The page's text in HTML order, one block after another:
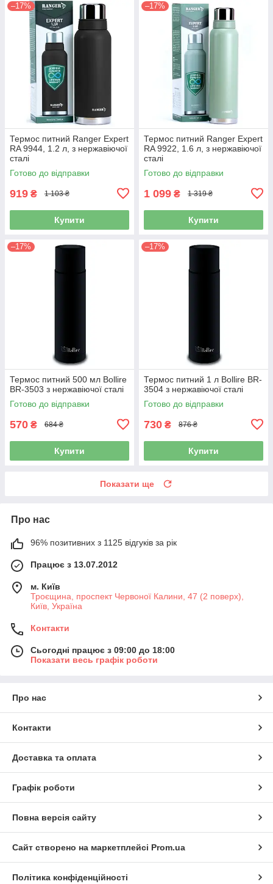
–17%
Термос питний Ranger Expert
RA 9944, 1.2 л, з нержавіючої
сталі
Готово до відправки
919 ₴ 1 103 ₴
Купити
–17%
Термос питний Ranger Expert
RA 9922, 1.6 л, з нержавіючої
сталі
Готово до відправки
1 099 ₴ 1 319 ₴
Купити
–17%
Термос питний 500 мл Bollire
BR-3503 з нержавіючої сталі
Готово до відправки
570 ₴ 684 ₴
Купити
–17%
Термос питний 1 л Bollire BR-
3504 з нержавіючої сталі
Готово до відправки
730 ₴ 876 ₴
Купити
Показати ще
Про нас
96% позитивних з 1125 відгуків за рік
Працює з 13.07.2012
м. Київ
Троєщина, проспект Червоної Калини, 47 (2 поверх),
Київ, Україна
Контакти
Сьогодні працює з 09:00 до 18:00
Показати весь графік роботи
Про нас
Контакти
Доставка та оплата
Графік роботи
Повна версія сайту
Сайт створено на маркетплейсі Prom.ua
Політика конфіденційності